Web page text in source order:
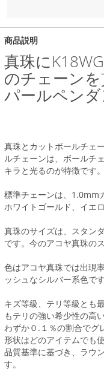
商品説明
真珠に
のチェーン
パールペンダ
真珠とカットボールチェ
ルチェーンは、ボールチ
キラと光るのが特徴です。
標準チェーンは、1.0mm
ホワイトゴールド、イエ
真珠のサイズは、スタン
です。今のアコヤ真珠の
色はアコヤ真珠では出現
ッシュなシルバー系色です
キズ等級、テリ等級と
もテリの強い希少性の高
わずか０.１％の割合でグ
形状はどのアイテムでも
品質基準に基づき、ラウ
す。